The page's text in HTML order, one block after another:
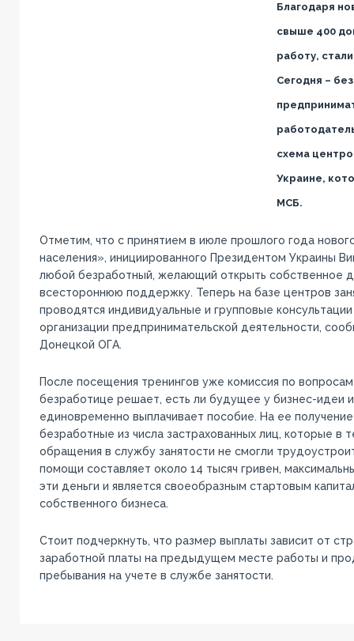
Благодаря
свыше 400
работу,
Сегодня –
схема
Украине,
МСБ.
Отметим, что с принятием в июле прошлого года
населения», инициированного Президентом Украины
любой безработный, желающий открыть собственное
всестороннюю поддержку. Теперь на базе центров
проводятся индивидуальные и групповые
организации предпринимательской деятельности,
Донецкой ОГА.
После посещения тренингов уже комиссия по
безработице решает, есть ли будущее у бизнес-идеи
единовременно выплачивает пособие. На ее
безработные из числа застрахованных лиц, которые в
обращения в службу занятости не смогли
помощи составляет около 14 тысяч гривен,
эти деньги и является своеобразным стартовым
собственного бизнеса.
Стоит подчеркнуть, что размер выплаты зависит от
заработной платы на предыдущем месте работы и
пребывания на учете в службе занятости.